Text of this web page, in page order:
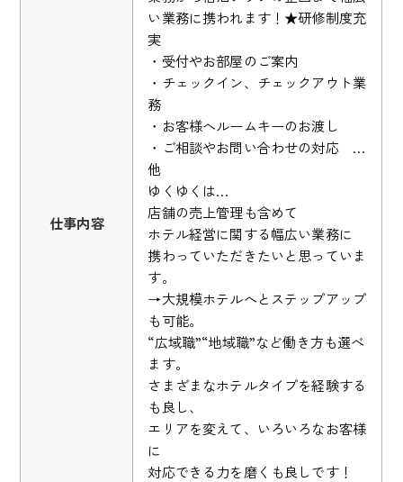
仕事内容
い業務に携われます！★研修制度充
実
・受付やお部屋のご案内
・チェックイン、チェックアウト業
務
・お客様へルームキーのお渡し
・ご相談やお問い合わせの対応 …
他
ゆくゆくは…
店舗の売上管理も含めて
ホテル経営に関する幅広い業務に
携わっていただきたいと思っていま
す。
→大規模ホテルへとステップアップ
も可能。
“広域職”“地域職”など働き方も選べ
ます。
さまざまなホテルタイプを経験する
も良し、
エリアを変えて、いろいろなお客様
に
対応できる力を磨くも良しです！